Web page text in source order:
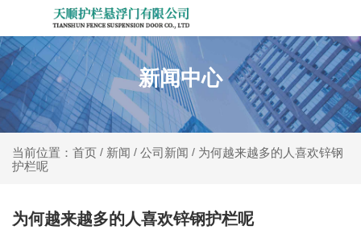
新闻中心
当前位置：首页 / 新闻 / 公司新闻 / 为何越来越多的人喜欢锌钢
护栏呢
为何越来越多的人喜欢锌钢护栏呢